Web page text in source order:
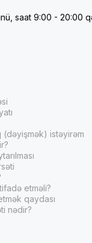
saat 9:00 - 20:00
(dəyişmək) istəyirəm
etməli?
qaydası
nədir?